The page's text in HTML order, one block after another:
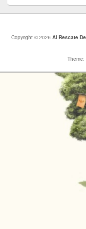
Copyright © 2026 Al Rescate
Theme: